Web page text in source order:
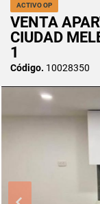
ACTIVO OP
VENTA
CIUDAD
1
Código. 10028350